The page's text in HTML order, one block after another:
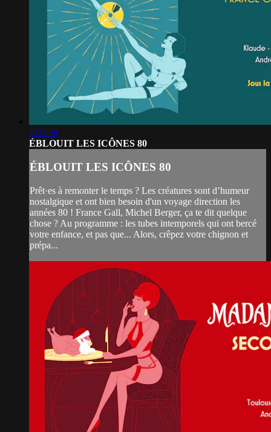
1:07:59
ÉBLOUIT LES ICÔNES 80
ÉBLOUIT LES ICÔNES 80
Prêt·es à remonter le temps ? Les créatures sont d’humeur
nostalgique et ont bien besoin d'un voyage direction les
années 80 ! France Gall, Michel Berger, ça te dit quelque
chose ? Au programme : les tubes intemporels qui ont bercé
votre enfance, et pas que... Alors, crêpez votre chignon et
prépa...